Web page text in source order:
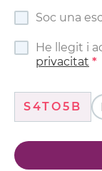
Soc una
He llegit i
privacitat
S4TO5B